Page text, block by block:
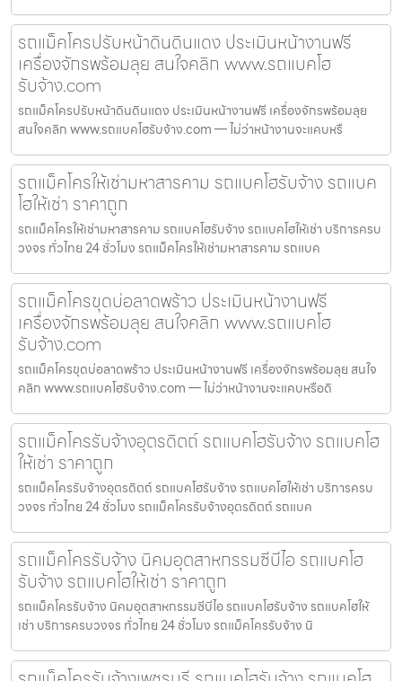
รถแม็คโครปรับหน้าดินดินแดง ประเมินหน้างานฟรี
เครื่องจักรพร้อมลุย สนใจคลิก www.รถแบคโฮ
รับจ้าง.com
รถแม็คโครปรับหน้าดินดินแดง ประเมินหน้างานฟรี เครื่องจักรพร้อมลุย
สนใจคลิก www.รถแบคโฮรับจ้าง.com — ไม่ว่าหน้างานจะแคบหรื
รถแม็คโครให้เช่ามหาสารคาม รถแบคโฮรับจ้าง รถแบค
โฮให้เช่า ราคาถูก
รถแม็คโครให้เช่ามหาสารคาม รถแบคโฮรับจ้าง รถแบคโฮให้เช่า บริการครบ
วงจร ทั่วไทย 24 ชั่วโมง รถแม็คโครให้เช่ามหาสารคาม รถแบค
รถแม็คโครขุดบ่อลาดพร้าว ประเมินหน้างานฟรี
เครื่องจักรพร้อมลุย สนใจคลิก www.รถแบคโฮ
รับจ้าง.com
รถแม็คโครขุดบ่อลาดพร้าว ประเมินหน้างานฟรี เครื่องจักรพร้อมลุย สนใจ
คลิก www.รถแบคโฮรับจ้าง.com — ไม่ว่าหน้างานจะแคบหรือดิ
รถแม็คโครรับจ้างอุตรดิตถ์ รถแบคโฮรับจ้าง รถแบคโฮ
ให้เช่า ราคาถูก
รถแม็คโครรับจ้างอุตรดิตถ์ รถแบคโฮรับจ้าง รถแบคโฮให้เช่า บริการครบ
วงจร ทั่วไทย 24 ชั่วโมง รถแม็คโครรับจ้างอุตรดิตถ์ รถแบค
รถแม็คโครรับจ้าง นิคมอุตสาหกรรมซีบีไอ รถแบคโฮ
รับจ้าง รถแบคโฮให้เช่า ราคาถูก
รถแม็คโครรับจ้าง นิคมอุตสาหกรรมซีบีไอ รถแบคโฮรับจ้าง รถแบคโฮให้
เช่า บริการครบวงจร ทั่วไทย 24 ชั่วโมง รถแม็คโครรับจ้าง นิ